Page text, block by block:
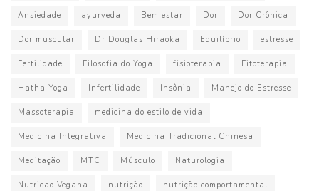
Ansiedade ayurveda Bem estar Dor Dor Crônica
Dor muscular Dr Douglas Hiraoka Equilíbrio estresse
Fertilidade Filosofia do Yoga fisioterapia Fitoterapia
Hatha Yoga Infertilidade Insônia Manejo do Estresse
Massoterapia medicina do estilo de vida
Medicina Integrativa Medicina Tradicional Chinesa
Meditação MTC Músculo Naturologia
Nutricao Vegana nutrição nutrição comportamental